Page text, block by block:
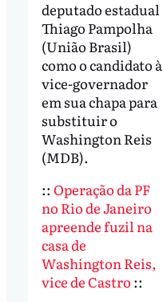
deputado estadual
Thiago Pampolha
(União Brasil)
como o candidato à
vice-governador
em sua chapa para
substituir o
Washington Reis
(MDB).
:: Operação da PF
no Rio de Janeiro
apreende fuzil na
casa de
Washington Reis,
vice de Castro ::